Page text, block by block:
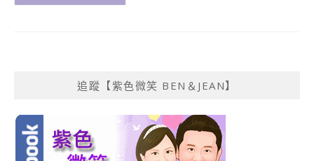
追蹤【紫色微笑 BEN＆JEAN】